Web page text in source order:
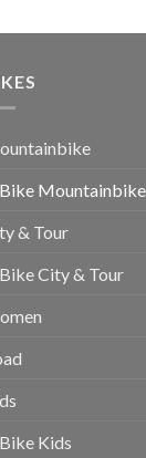
Mountainbike
& Tour
City & Tour
Kids